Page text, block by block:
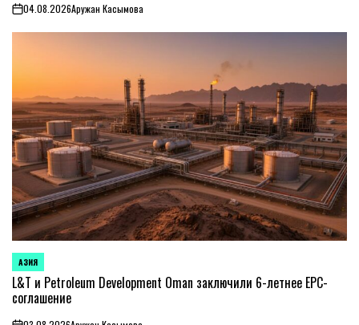
on04.08.2026Аружан Касымова
ОПУБЛИКОВАНО
В
АЗИЯ
L&T и Petroleum Development Oman заключили 6-летнее EPC-
соглашение